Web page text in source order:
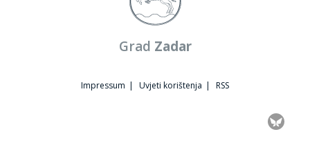
Grad Zadar
Impressum | Uvjeti korištenja | RSS